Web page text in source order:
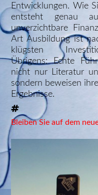
Entwicklungen. Wie
entsteht genau
unverzichtbare
Art Ausbildung ist
klügsten
Übrigens: Echte
nicht nur Literatur
sondern beweisen
Ergebnisse.
Bleiben Sie auf dem